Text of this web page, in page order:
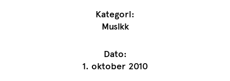
Kategori:
Musikk
Dato:
1. oktober 2010